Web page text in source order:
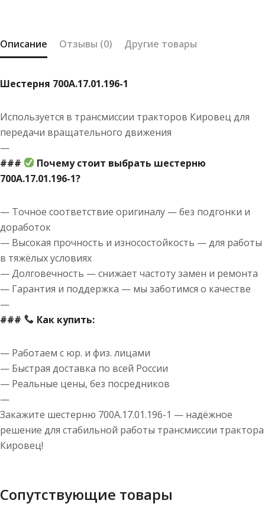
Описание Отзывы (0) Другие товары
Шестерня 700А.17.01.196-1
Используется в трансмиссии тракторов Кировец для
передачи вращательного движения
—
###
Почему стоит выбрать шестерню
700А.17.01.196-1?
— Точное соответствие оригиналу — без подгонки и
доработок
— Высокая прочность и износостойкость — для работы
в тяжёлых условиях
— Долговечность — снижает частоту замен и ремонта
— Гарантия и поддержка — мы заботимся о качестве
—
###
Как купить:
— Работаем с юр. и физ. лицами
— Быстрая доставка по всей России
— Реальные цены, без посредников
—
Закажите шестерню 700А.17.01.196-1 — надёжное
решение для стабильной работы трансмиссии трактора
Кировец!
Сопутствующие товары